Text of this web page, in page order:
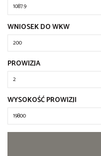
WNIOSEK DO WKW
PROWIZJA
WYSOKOŚĆ PROWIZJI